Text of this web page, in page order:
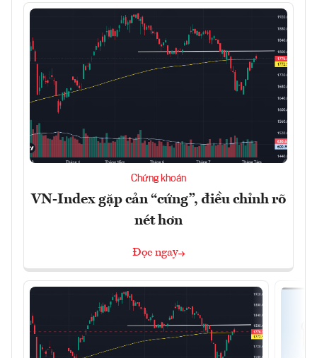
Chứng khoán
VN-Index gặp cản “cứng”, điều chỉnh rõ
nét hơn
Đọc ngay